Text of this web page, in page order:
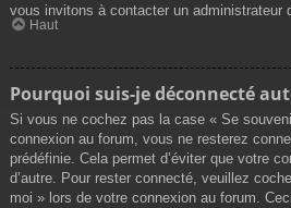
vous invitons à contacter un administrateur
Haut
Pourquoi suis-je déconnecté
Si vous ne cochez pas la case « Se
connexion au forum, vous ne resterez
prédéfinie. Cela permet d’éviter que votre
d’autre. Pour rester connecté, veuillez
moi » lors de votre connexion au forum.